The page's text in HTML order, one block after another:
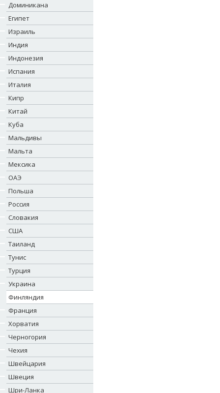
Доминикана
Египет
Израиль
Индия
Индонезия
Испания
Италия
Кипр
Китай
Куба
Мальдивы
Мальта
Мексика
ОАЭ
Польша
Россия
Словакия
США
Таиланд
Тунис
Турция
Украина
Финляндия
Франция
Хорватия
Черногория
Чехия
Швейцария
Швеция
Шри-Ланка